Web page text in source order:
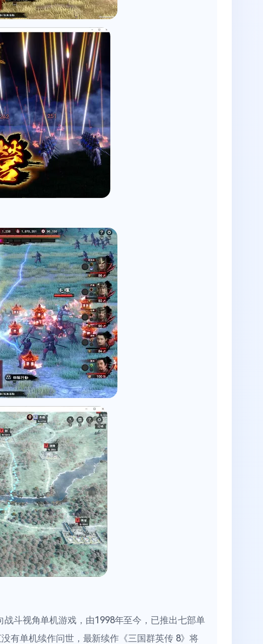
斗视角单机游戏，由1998年至今，已推出七部单
有单机续作问世，最新续作《三国群英传 8》将